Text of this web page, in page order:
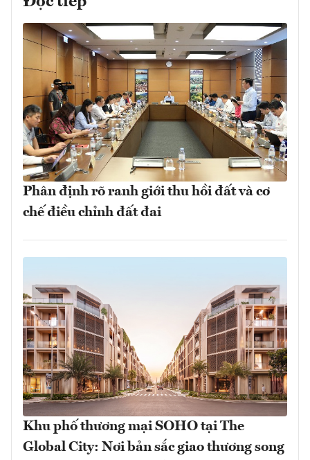
Phân định rõ ranh giới thu hồi đất và cơ
chế điều chỉnh đất đai
Khu phố thương mại SOHO tại The
Global City: Nơi bản sắc giao thương song